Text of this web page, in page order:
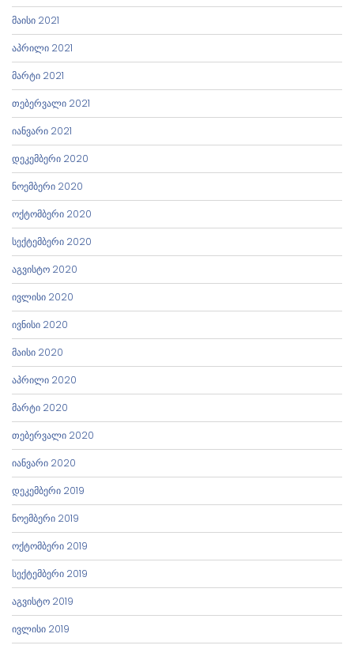
მაისი 2021
აპრილი 2021
მარტი 2021
თებერვალი 2021
იანვარი 2021
დეკემბერი 2020
ნოემბერი 2020
ოქტომბერი 2020
სექტემბერი 2020
აგვისტო 2020
ივლისი 2020
ივნისი 2020
მაისი 2020
აპრილი 2020
მარტი 2020
თებერვალი 2020
იანვარი 2020
დეკემბერი 2019
ნოემბერი 2019
ოქტომბერი 2019
სექტემბერი 2019
აგვისტო 2019
ივლისი 2019